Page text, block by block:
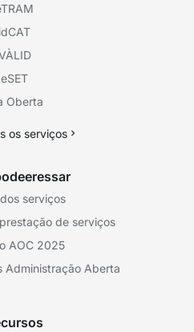
idCAT
eSET
Oberta
os serviços
serviços
de serviços
AOC 2025
Administração Aberta